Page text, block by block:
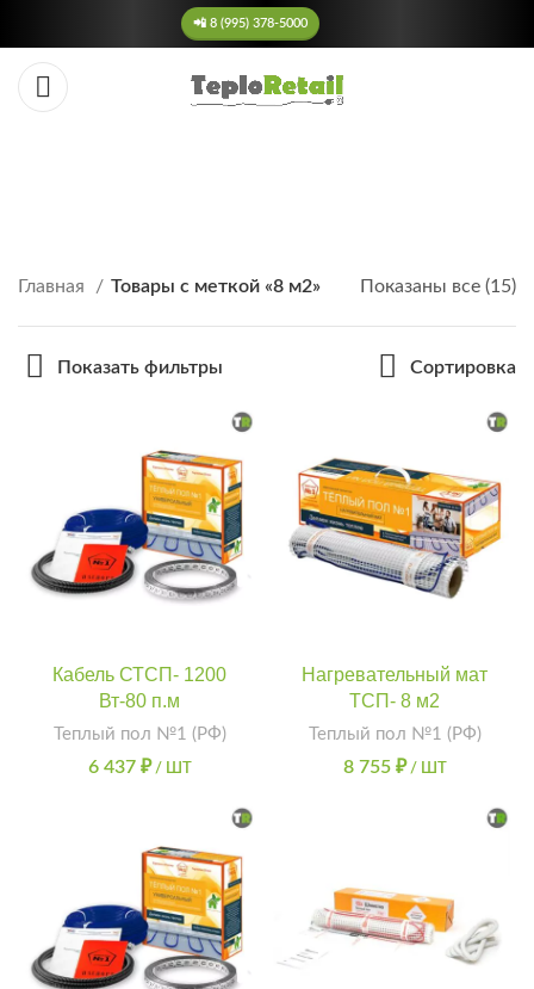
📲 8 (995) 378-5000
Главная Товары с меткой «8 м2» Показаны все (15)
Показать фильтры Сортировка
Кабель СТСП- 1200
Вт-80 п.м
Теплый пол №1 (РФ)
6 437 ₽ / ШТ
Нагревательный мат
ТСП- 8 м2
Теплый пол №1 (РФ)
8 755 ₽ / ШТ